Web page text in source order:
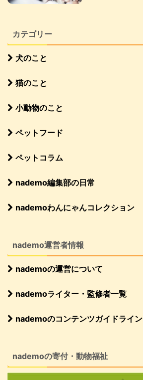
カテゴリー
犬のこと
猫のこと
小動物のこと
ペットフード
ペットコラム
nademo編集部の日常
nademoわんにゃんコレクション
nademo運営者情報
nademoの運営について
nademoライター・監修者一覧
nademoのコンテンツガイドライン
nademoの寄付・動物福祉